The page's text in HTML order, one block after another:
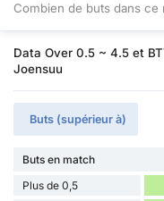
Combien de buts dans ce
Data Over 0.5 ~ 4.5 et
Joensuu
Buts (supérieur à)
Buts en match
Plus de 0,5